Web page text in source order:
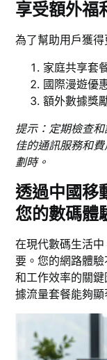
享受額外福
為了幫助用戶獲
家庭共享套
國際漫遊優
額外數據獎
提示：定期檢查
佳的通訊服務和
劃時。
透過中國移
您的數碼體
在現代數碼生活
要。您的網路體
和工作效率的關
據流量套餐能夠